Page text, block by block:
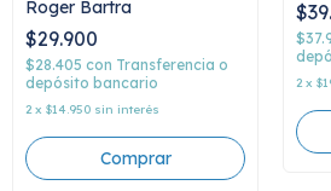
Roger Bartra
$29.900
$28.405 con Transferencia o
depósito bancario
2 x $14.950 sin interés
2 x